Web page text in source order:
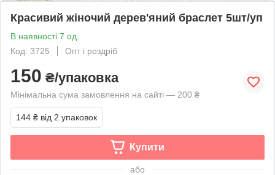
Красивий жіночий дерев'яний браслет 5шт/уп
В наявності 7 од.
Код: 3725
Опт і роздріб
150 ₴/упаковка
Мінімальна сума замовлення на сайті — 200 ₴
144 ₴ від 2 упаковок
Купити
або